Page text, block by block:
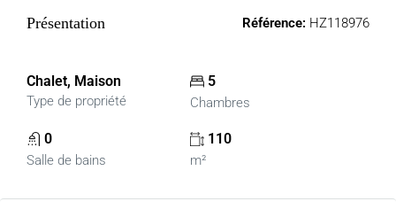
Présentation Référence: HZ118976
Chalet, Maison
Type de propriété
5
Chambres
0
Salle de bains
110
m²